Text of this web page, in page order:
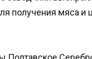
получения мяса и